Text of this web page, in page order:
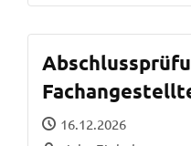
2026/2027
16.12.2026